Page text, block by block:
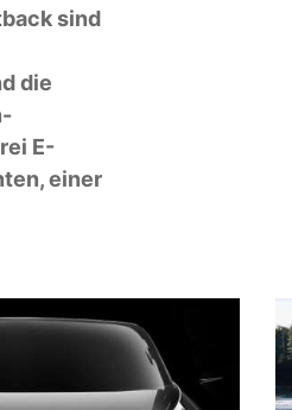
sind
die
E-
einer